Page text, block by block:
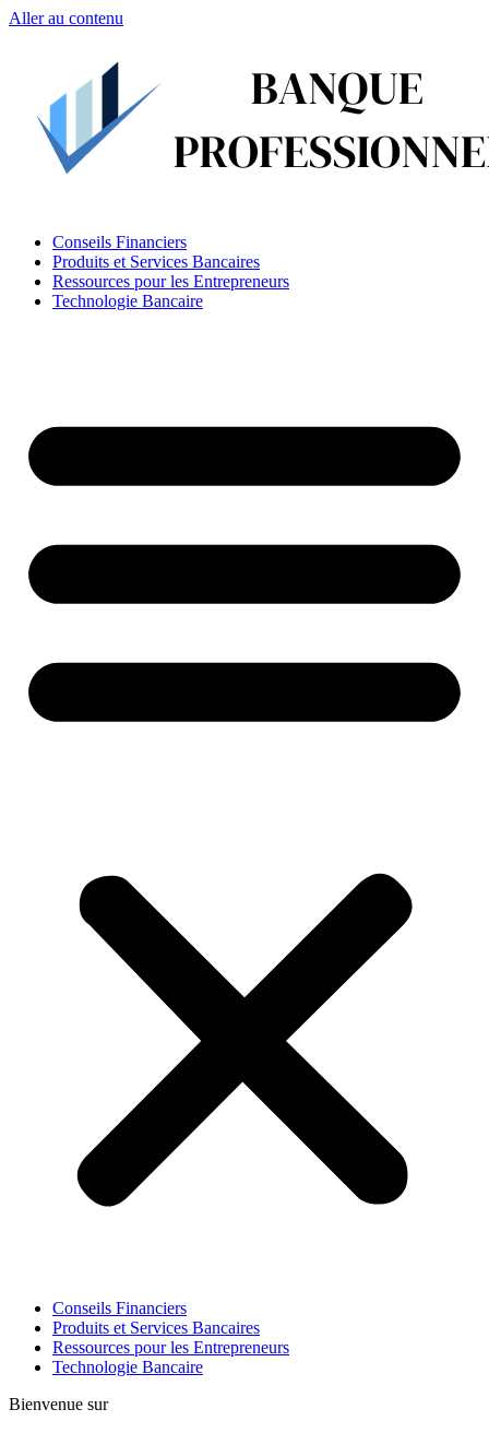
Aller au contenu
Conseils Financiers
Produits et Services Bancaires
Ressources pour les Entrepreneurs
Technologie Bancaire
Conseils Financiers
Produits et Services Bancaires
Ressources pour les Entrepreneurs
Technologie Bancaire
Bienvenue sur